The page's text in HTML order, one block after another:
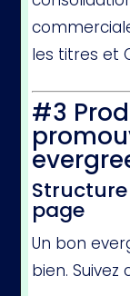
les titres et
#3
page
Un bon
bien. Suivez